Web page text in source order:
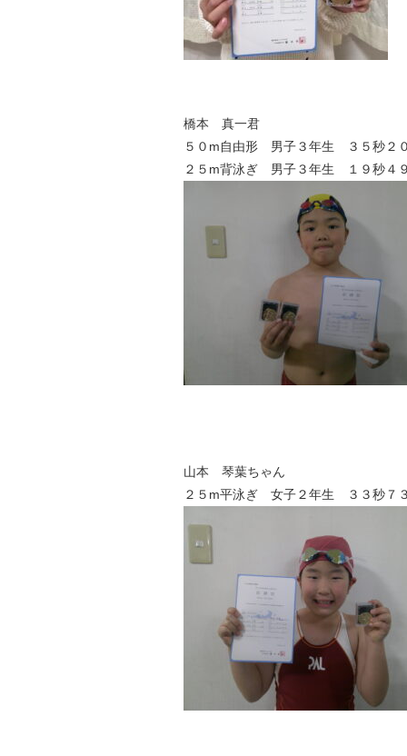
橋本 真一君
５０m自由形 男子３年生 ３５秒２
２５m背泳ぎ 男子３年生 １９秒４
山本 琴葉ちゃん
２５m平泳ぎ 女子２年生 ３３秒７